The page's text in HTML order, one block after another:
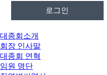
로그인
대종회소개
회장 인사말
대종회 연혁
임원 명단